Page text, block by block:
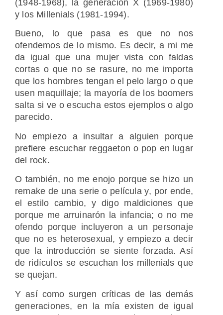
(1948-1968), la generación X (1969-1980)
y los Millenials (1981-1994).
Bueno, lo que pasa es que no nos
ofendemos de lo mismo. Es decir, a mi me
da igual que una mujer vista con faldas
cortas o que no se rasure, no me importa
que los hombres tengan el pelo largo o que
usen maquillaje; la mayoría de los boomers
salta si ve o escucha estos ejemplos o algo
parecido.
No empiezo a insultar a alguien porque
prefiere escuchar reggaeton o pop en lugar
del rock.
O también, no me enojo porque se hizo un
remake de una serie o película y, por ende,
el estilo cambio, y digo maldiciones que
porque me arruinarón la infancia; o no me
ofendo porque incluyeron a un personaje
que no es heterosexual, y empiezo a decir
que la introducción se siente forzada. Así
de ridículos se escuchan los millenials que
se quejan.
Y así como surgen críticas de las demás
generaciones, en la mía existen de igual